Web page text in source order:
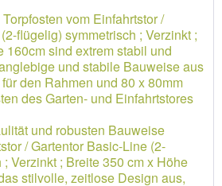
vom Einfahrtstor /
flügelig) symmetrisch ; Verzinkt ;
160cm sind extrem stabil und
und stabile Bauweise aus
den Rahmen und 80 x 80mm
des Garten- und Einfahrtstores
und robusten Bauweise
/ Gartentor Basic-Line (2-
Verzinkt ; Breite 350 cm x Höhe
stilvolle, zeitlose Design aus,